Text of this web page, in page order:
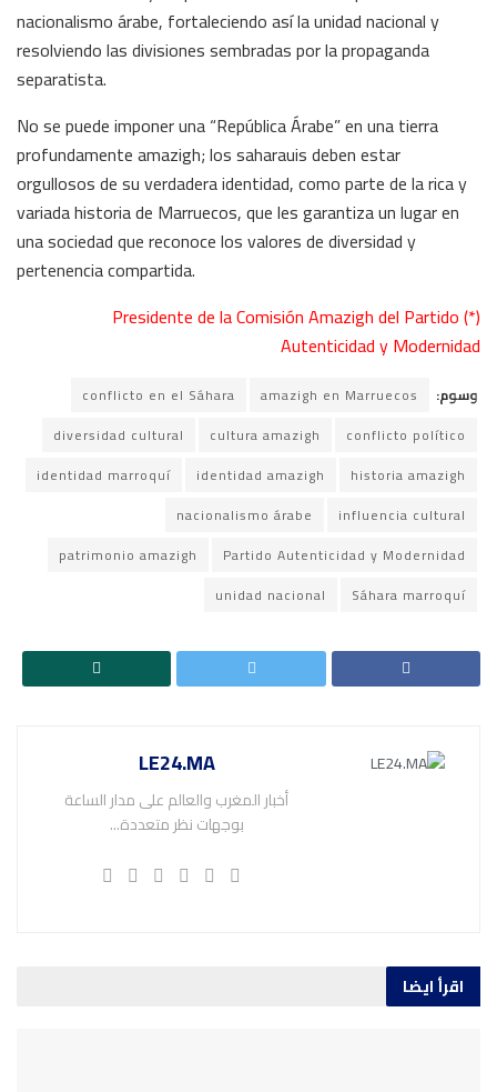
nacionalismo árabe, fortaleciendo así la unidad nacional y
resolviendo las divisiones sembradas por la propaganda
separatista.
No se puede imponer una “República Árabe” en una tierra
profundamente amazigh; los saharauis deben estar
orgullosos de su verdadera identidad, como parte de la rica y
variada historia de Marruecos, que les garantiza un lugar en
una sociedad que reconoce los valores de diversidad y
pertenencia compartida.
(*) Presidente de la Comisión Amazigh del Partido
Autenticidad y Modernidad
وسوم: amazigh en Marruecos
conflicto en el Sáhara
conflicto político
cultura amazigh
diversidad cultural
historia amazigh
identidad amazigh
identidad marroquí
influencia cultural
nacionalismo árabe
Partido Autenticidad y Modernidad
patrimonio amazigh
Sáhara marroquí
unidad nacional
LE24.MA
أخبار المغرب والعالم على مدار الساعة
بوجهات نظر متعددة...
اقرأ ايضا